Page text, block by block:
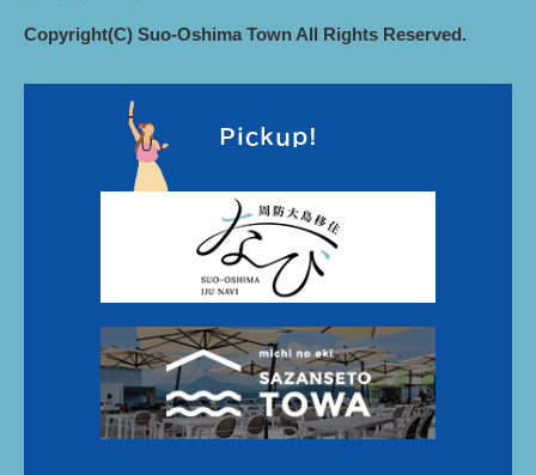
Copyright(C) Suo-Oshima Town All Rights Reserved.